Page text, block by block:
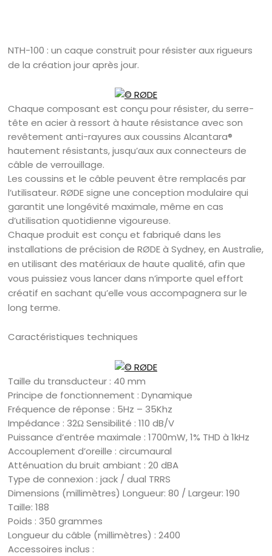
NTH-100 : un caque construit pour résister aux rigueurs
de la création jour après jour.
​Chaque composant est conçu pour résister, du serre-
tête en acier à ressort à haute résistance avec son
revêtement anti-rayures aux coussins Alcantara®
hautement résistants, jusqu’aux aux connecteurs de
câble de verrouillage.
Les coussins et le câble peuvent être remplacés par
l’utilisateur. RØDE signe une conception modulaire qui
garantit une longévité maximale, même en cas
d’utilisation quotidienne vigoureuse.
Chaque produit est conçu et fabriqué dans les
installations de précision de RØDE à Sydney, en Australie,
en utilisant des matériaux de haute qualité, afin que
vous puissiez vous lancer dans n’importe quel effort
créatif en sachant qu’elle vous accompagnera sur le
long terme.
Caractéristiques techniques
Taille du transducteur : 40 mm
Principe de fonctionnement : Dynamique
Fréquence de réponse : 5Hz – 35Khz
Impédance : 32Ω Sensibilité : 110 dB/V
Puissance d’entrée maximale : 1700mW, 1% THD à 1kHz
Accouplement d’oreille : circumaural
Atténuation du bruit ambiant : 20 dBA
Type de connexion : jack / dual TRRS
Dimensions (millimètres) Longueur: 80 / Largeur: 190
Taille: 188
Poids : 350 grammes
Longueur du câble (millimètres) : 2400
Accessoires inclus :